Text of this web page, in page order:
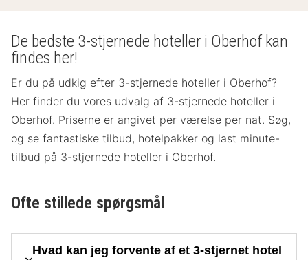
De bedste 3-stjernede hoteller i Oberhof kan
findes her!
Er du på udkig efter 3-stjernede hoteller i Oberhof?
Her finder du vores udvalg af 3-stjernede hoteller i
Oberhof. Priserne er angivet per værelse per nat. Søg,
og se fantastiske tilbud, hotelpakker og last minute-
tilbud på 3-stjernede hoteller i Oberhof.
Ofte stillede spørgsmål
Hvad kan jeg forvente af et 3-stjernet hotel